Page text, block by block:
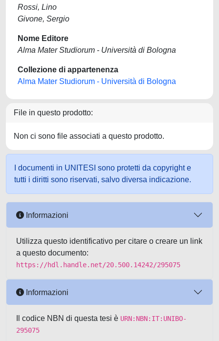
Rossi, Lino
Givone, Sergio
Nome Editore
Alma Mater Studiorum - Università di Bologna
Collezione di appartenenza
Alma Mater Studiorum - Università di Bologna
File in questo prodotto:
Non ci sono file associati a questo prodotto.
I documenti in UNITESI sono protetti da copyright e
tutti i diritti sono riservati, salvo diversa indicazione.
Informazioni
Utilizza questo identificativo per citare o creare un link
a questo documento:
https://hdl.handle.net/20.500.14242/295075
Informazioni
Il codice NBN di questa tesi è URN:NBN:IT:UNIBO-
295075